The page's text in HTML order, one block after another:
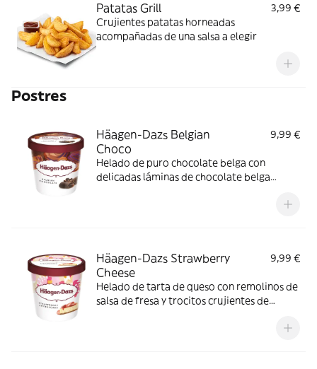
Patatas Grill
3,99 €
Crujientes patatas horneadas
acompañadas de una salsa a elegir
Postres
Häagen-Dazs Belgian
Choco
9,99 €
Helado de puro chocolate belga con
delicadas láminas de chocolate belga
Häagen-Dazs Strawberry
Cheese
9,99 €
Helado de tarta de queso con remolinos de
salsa de fresa y trocitos crujientes de